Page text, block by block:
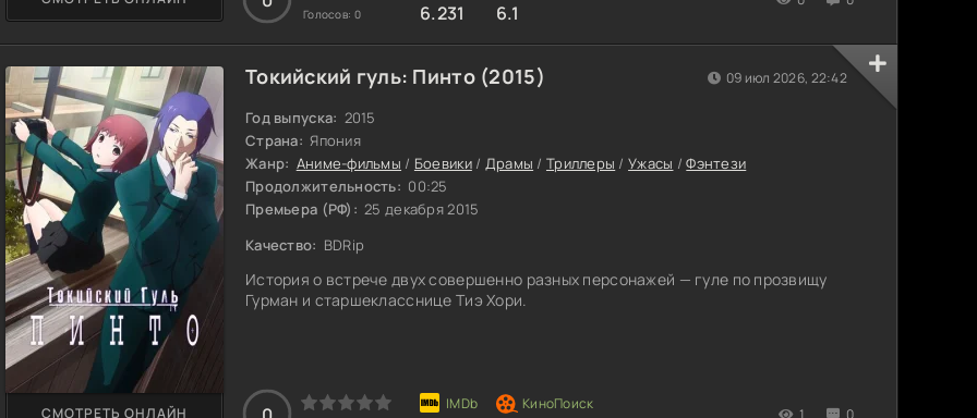
переживать серьезный
Голосов: 0 6.231 6.1
Токийский гуль: Пинто (2015)
Год выпуска: 2015
Страна: Япония
Жанр: Аниме-фильмы / Боевики/ Драмы / Триллеры /Ужасы /Фэнтези
Продолжительность: 00:25
Премьера (РФ): 25 декабря 2015
Качество: BDRip
История о встрече двух совершенно разных персонажей — гуле по прозвищу
Гурман и старшекласснице Тиэ Хори.
СМОТРЕТЬ ОНЛАЙН
09 июл 2026, 22:42